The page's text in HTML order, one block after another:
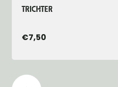
TRICHTER
€7,50